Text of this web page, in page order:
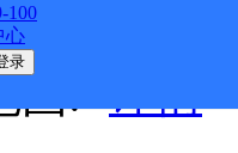
100
心
录
26--171
围:-详情